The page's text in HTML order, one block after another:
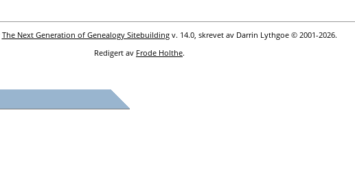
The Next Generation of Genealogy Sitebuildingv. 14.0, skrevet av Darrin Lythgoe © 2001-2026.
Redigert av Frode Holthe.